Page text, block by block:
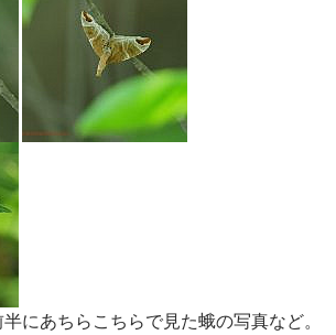
にあちらこちらで見た蛾の写真など。